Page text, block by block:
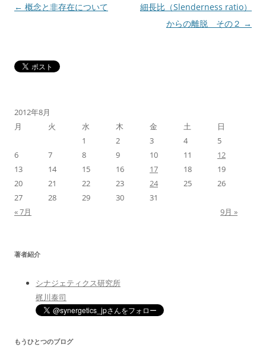
投
ゲ
ョ
← 概念と非存在について
細長比（Slenderness ratio）
からの離脱 その２ →
2012年8月
月
火 水 木 金 土
日
1
2 3 4
5
6
7 8 9 10 11
12
13
14 15 16 17 18
19
20
21 22 23 24 25
26
27
28 29 30
31
« 7月
9月 »
著者紹介
シナジェティクス研究所
梶川泰司
もうひとつのブログ